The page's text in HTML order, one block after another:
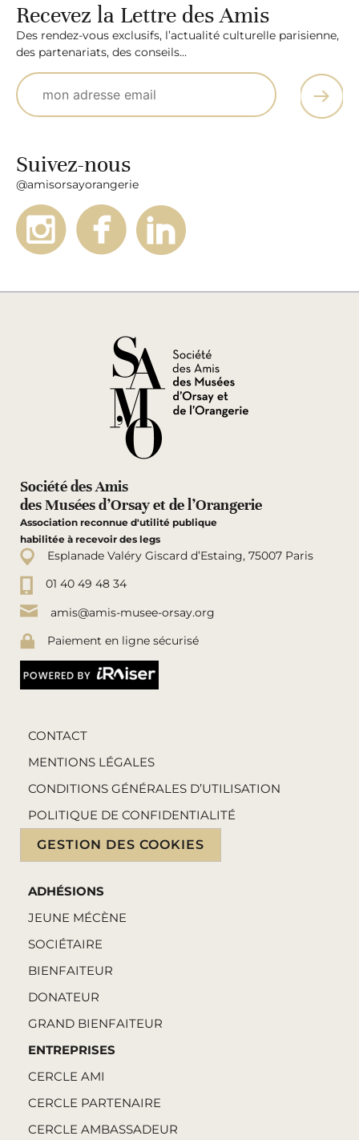
Recevez la Lettre des Amis
Des rendez-vous exclusifs, l’actualité culturelle parisienne,
des partenariats, des conseils…
Suivez-nous
@amisorsayorangerie
Société des Amis
des Musées d’Orsay et de l’Orangerie
Association reconnue d'utilité publique
habilitée à recevoir des legs
Esplanade Valéry Giscard d’Estaing, 75007 Paris
01 40 49 48 34
amis@amis-musee-orsay.org
Paiement en ligne sécurisé
CONTACT
MENTIONS LÉGALES
CONDITIONS GÉNÉRALES D’UTILISATION
POLITIQUE DE CONFIDENTIALITÉ
GESTION DES COOKIES
ADHÉSIONS
JEUNE MÉCÈNE
SOCIÉTAIRE
BIENFAITEUR
DONATEUR
GRAND BIENFAITEUR
ENTREPRISES
CERCLE AMI
CERCLE PARTENAIRE
CERCLE AMBASSADEUR